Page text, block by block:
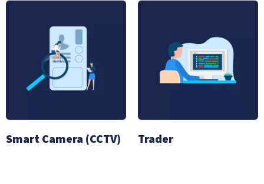
Smart Camera (CCTV) Trader